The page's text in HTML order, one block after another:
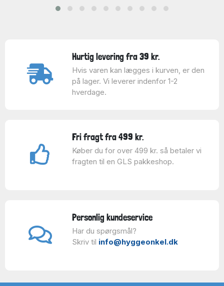
Hurtig levering fra 39 kr.
Hvis varen kan lægges i kurven, er den
på lager. Vi leverer indenfor 1-2
hverdage.
Fri fragt fra 499 kr.
Køber du for over 499 kr. så betaler vi
fragten til en GLS pakkeshop.
Personlig kundeservice
Har du spørgsmål?
Skriv til info@hyggeonkel.dk